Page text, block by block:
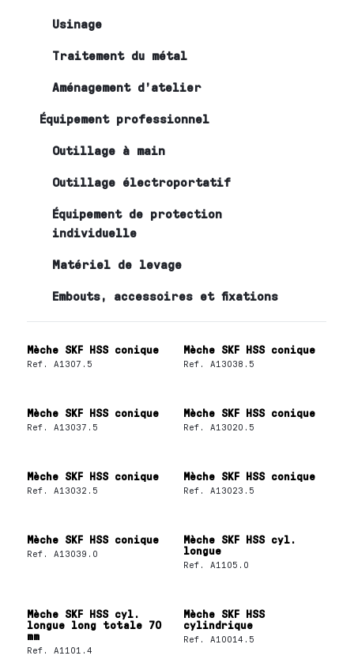
Usinage
Traitement du métal
Aménagement d’atelier
Équipement professionnel
Outillage à main
Outillage électroportatif
Équipement de protection
individuelle
Matériel de levage
Embouts, accessoires et fixations
Mèche SKF HSS conique
Ref.A1307.5
Mèche SKF HSS conique
Ref. A13038.5
Mèche SKF HSS conique
Ref.A13037.5
Mèche SKF HSS conique
Ref. A13020.5
Mèche SKF HSS conique
Ref.A13032.5
Mèche SKF HSS conique
Ref. A13023.5
Mèche SKF HSS conique
Ref.A13039.0
Mèche SKF HSS cyl.
longue
Ref. A1105.0
Mèche SKF HSS cyl.
longue long totale 70
mm
Ref.A1101.4
Mèche SKF HSS
cylindrique
Ref. A10014.5